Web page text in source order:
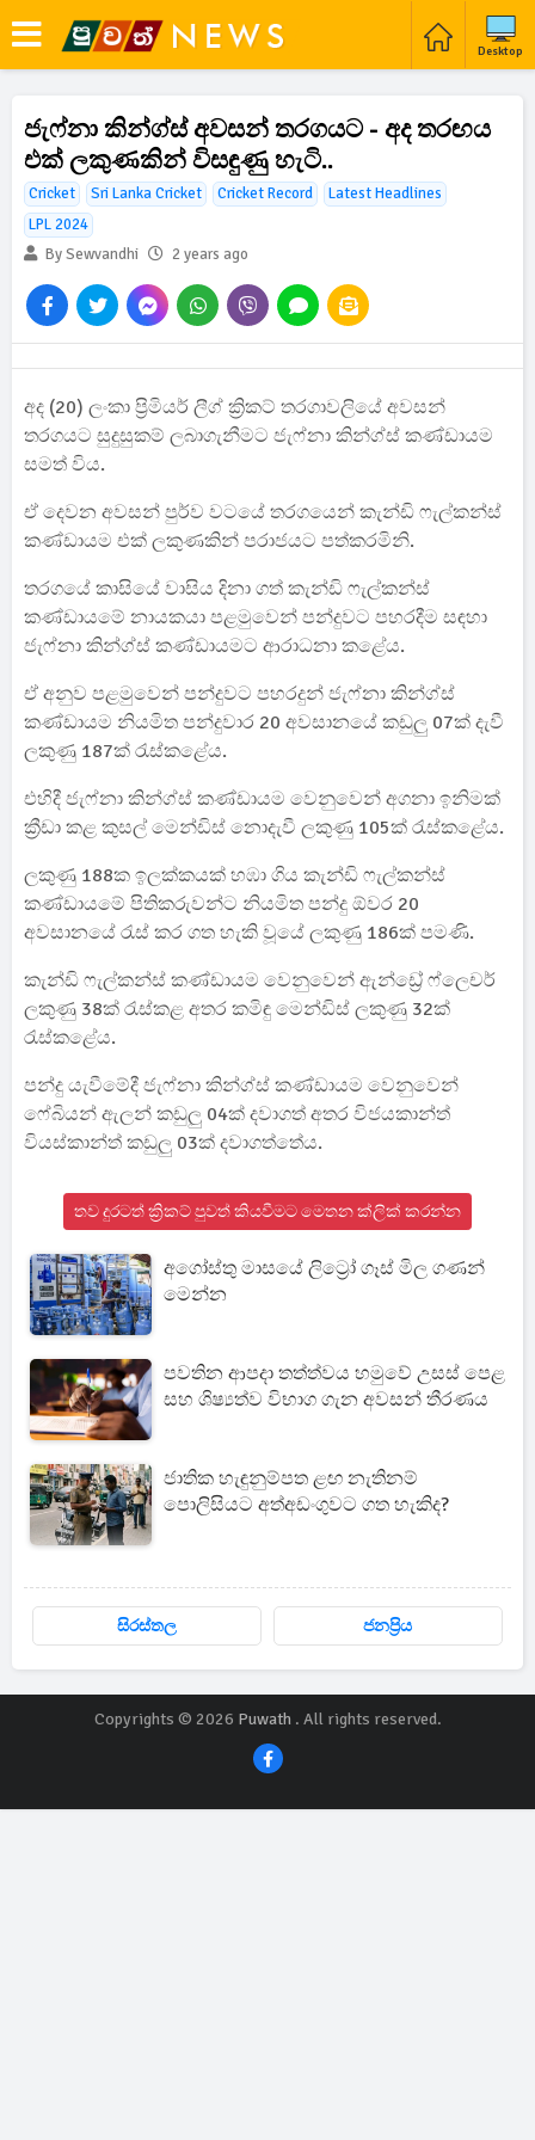
Desktop
ජැෆ්නා කින්ග්ස් අවසන් තරගයට - අද තරඟය
එක් ලකුණකින් විසඳුණු හැටි..
Cricket Sri Lanka Cricket Cricket Record
Latest Headlines
LPL 2024
By Sewvandhi
2 years ago
අද (20) ලංකා ප්‍රිමියර් ලීග් ක්‍රිකට් තරගාවලියේ අවසන්
තරගයට සුදුසුකම් ලබාගැනීමට ජැෆ්නා කින්ග්ස් කණ්ඩායම
සමත් විය.
ඒ දෙවන අවසන් පුර්ව වටයේ තරගයෙන් කැන්ඩි ෆැල්කන්ස්
කණ්ඩායම එක් ලකුණකින් පරාජයට පත්කරමිනි.
තරගයේ කාසියේ වාසිය දිනා ගත් කැන්ඩි ෆැල්කන්ස්
කණ්ඩායමේ නායකයා පළමුවෙන් පන්දුවට පහරදීම සඳහා
ජැෆ්නා කින්ග්ස් කණ්ඩායමට ආරාධනා කළේය.
ඒ අනුව පළමුවෙන් පන්දුවට පහරදුන් ජැෆ්නා කින්ග්ස්
කණ්ඩායම නියමිත පන්දුවාර 20 අවසානයේ කඩුලු 07ක් දැවී
ලකුණු 187ක් රැස්කළේය.
එහිදී ජැෆ්නා කින්ග්ස් කණ්ඩායම වෙනුවෙන් අගනා ඉනිමක්
ක්‍රීඩා කළ කුසල් මෙන්ඩිස් නොදැවී ලකුණු 105ක් රැස්කළේය.
ලකුණු 188ක ඉලක්කයක් හඹා ගිය කැන්ඩි ෆැල්කන්ස්
කණ්ඩායමේ පිතිකරුවන්ට නියමිත පන්දු ඕවර 20
අවසානයේ රැස් කර ගත හැකි වූයේ ලකුණු 186ක් පමණි.
කැන්ඩි ෆැල්කන්ස් කණ්ඩායම වෙනුවෙන් ඇන්ඩ්‍රේ ෆ්ලෙචර්
ලකුණු 38ක් රැස්කළ අතර කමිඳු මෙන්ඩිස් ලකුණු 32ක්
රැස්කළේය.
පන්දු යැවීමේදී ජැෆ්නා කින්ග්ස් කණ්ඩායම වෙනුවෙන්
ෆේබියන් ඇලන් කඩුලු 04ක් දවාගත් අතර විජයකාන්ත්
වියස්කාන්ත් කඩුලු 03ක් දවාගත්තේය.
තව දුරටත් ක්‍රිකට් පුවත් කියවීමට මෙතන ක්ලික් කරන්න
අගෝස්තු මාසයේ ලිට්‍රෝ ගෑස් මිල ගණන්
මෙන්න
පවතින ආපදා තත්ත්වය හමුවේ උසස් පෙළ
සහ ශිෂ්‍යත්ව විභාග ගැන අවසන් තීරණය
ජාතික හැඳුනුම්පත ළඟ නැතිනම්
පොලිසියට අත්අඩංගුවට ගත හැකිද?
සිරස්තල ජනප්‍රිය
Copyrights © 2026 Puwath. All rights reserved.